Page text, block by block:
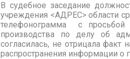
В судебное заседание
учреждения <АДРЕС> области
телефонограмма с
производства по делу об
согласилась, не отрицала факт
распространения информации о